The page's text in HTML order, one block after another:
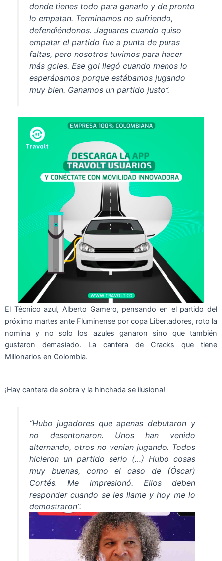
donde tienes todo para ganarlo y de pronto
lo empatan. Terminamos no sufriendo,
defendiéndonos. Jaguares cuando quiso
empatar el partido fue a punta de puras
faltas, pero nosotros tuvimos para hacer
más goles. Ese gol llegó cuando menos lo
esperábamos porque estábamos jugando
muy bien. Ganamos un partido justo”.
El Técnico azul, Alberto Gamero, pensando en el partido del
próximo martes ante Fluminense por copa Libertadores, roto la
nomina y no solo los azules ganaron sino que también
gustaron demasiado. La cantera de Cracks que tiene
Millonarios en Colombia.
¡Hay cantera de sobra y la hinchada se ilusiona!
“Hubo jugadores que apenas debutaron y
no desentonaron. Unos han venido
alternando, otros no venían jugando. Todos
hicieron un partido serio (…) Hubo cosas
muy buenas, como el caso de (Óscar)
Cortés. Me impresionó. Ellos deben
responder cuando se les llame y hoy me lo
demostraron”.